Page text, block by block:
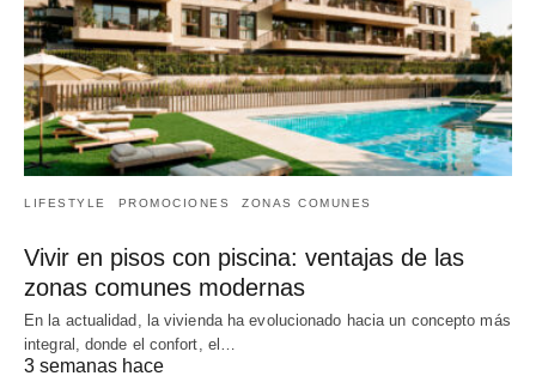
LIFESTYLE PROMOCIONES ZONAS COMUNES
Vivir en pisos con piscina: ventajas de las
zonas comunes modernas
En la actualidad, la vivienda ha evolucionado hacia un concepto más
integral, donde el confort, el…
3 semanas hace